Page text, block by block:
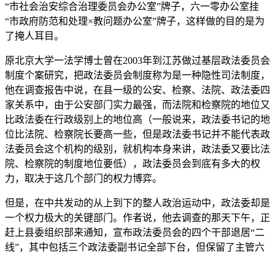
“市社会治安综合治理委员会办公室”牌子，六一零办公室挂
“市政府防范和处理×教问题办公室”牌子，这样做的目的是为
了掩人耳目。
原北京大学一法学博士曾在2003年到江苏做过基层政法委员会
制度个案研究，把政法委员会制度称为是一种隐性司法制度，
他在调查报告中说，在县一级的公安、检察、法院、政法委四
家关系中，由于公安部门实力最强，而法院和检察院的地位又
比政法委在行政级别上的地位高（一般说来，政法委书记的地
位比法院、检察院长要高一些，但是政法委书记并不能代表政
法委员会这个机构的级别，就机构本身来讲，政法委又要比法
院、检察院的制度地位要低），政法委员会到底有多大的权
力，取决于这几个部门的权力博弈。
但是，在中共发动的从上到下的整人政治运动中，政法委却是
一个权力极大的关键部门。作者说，他去调查的那天下午，正
赶上县委组织部来通知，宣布政法委员会的四个干部退居“二
线”，其中包括三个政法委副书记全部下台，但保留了主管六